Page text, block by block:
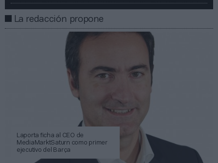
La redacción propone
Laporta ficha al CEO de
MediaMarktSaturn como primer
ejecutivo del Barça